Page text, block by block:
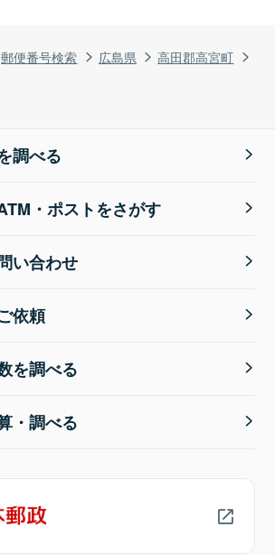
郵便番号検索 広島県
高田郡高宮町
調べる
・ポストをさがす
い合わせ
依頼
を調べる
・調べる